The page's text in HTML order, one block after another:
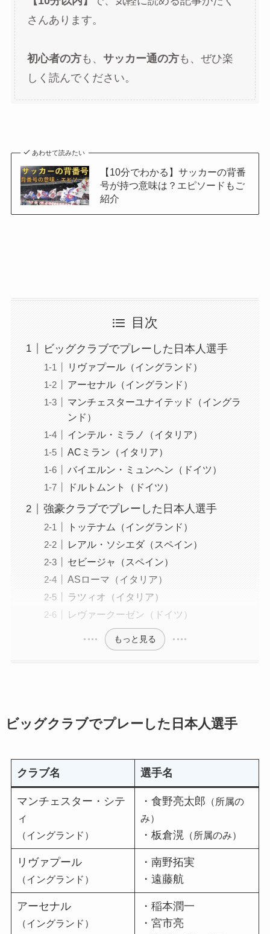
さんあります。
初心者の方も、 サッカー通の方も、ぜひ楽
しく読んでください。
あわせて読みたい
【10分でわかる】サッカーの背番
号が持つ意味は？エピソードもご
紹介
目次
ビッグクラブでプレーした日本人選手
リヴァプール（イングランド）
アーセナル（イングランド）
マンチェスターユナイテッド（イングラ
ンド）
インテル・ミラノ（イタリア）
ACミラン（イタリア）
バイエルン・ミュンヘン（ドイツ）
ドルトムント（ドイツ）
強豪クラブでプレーした日本人選手
トッテナム（イングランド）
レアル・ソシエダ（スペイン）
セビージャ（スペイン）
ASローマ（イタリア）
ラツィオ（イタリア）
レヴァークーゼン（ドイツ）
もっと見る
ビッグクラブでプレーした日本人選手
クラブ名 選手名
マンチェスター・シテ
ィ
（イングランド）
・食野亮太郎 （所属の
み）
・板倉滉（所属のみ）
リヴァプール
（イングランド）
・南野拓実
・遠藤航
アーセナル
（イングランド）
・稲本潤一
・宮市亮